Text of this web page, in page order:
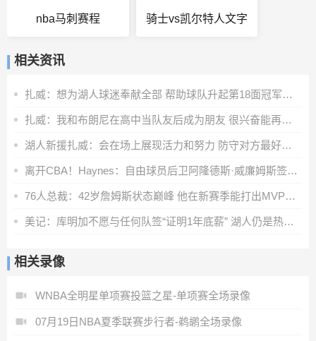
nba马刺赛程 骑士vs凯尔特人文字
相关资讯
扎威：想为湖人球迷奉献全部 帮助球队升起第18面冠军旗帜
扎威：我和布朗尼在高中当队友后成为朋友 很兴奋能再次并肩作战
湖人新援扎威：会在场上展现活力和努力 防守对方最好的球员
离开CBA！Haynes：自由球员后卫阿隆德斯·威廉姆斯签约奇才
76人总裁：42岁詹姆斯状态巅峰 他在新赛季能打出MVP级别的表现
美记：库明加不愿与任何队签“证明1年底薪” 湖人仍是热门下家
相关录像
WNBA全明星单项赛投篮之星-单项赛全场录像
07月19日NBA夏季联赛步行者-鹈鹕全场录像